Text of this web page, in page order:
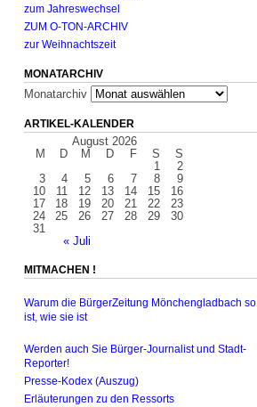
zum Jahreswechsel
ZUM O-TON-ARCHIV
zur Weihnachtszeit
MONATARCHIV
Monatarchiv
ARTIKEL-KALENDER
August 2026
M
D M D F S S
« Juli
1
2
3
4 5 6 7 8
9
10
11 12 13 14 15
16
17
18 19 20 21 22
23
24
25 26 27 28 29
30
31
MITMACHEN !
Warum die BürgerZeitung Mönchengladbach so
ist, wie sie ist
Werden auch Sie Bürger-Journalist und Stadt-
Reporter!
Presse-Kodex (Auszug)
Erläuterungen zu den Ressorts